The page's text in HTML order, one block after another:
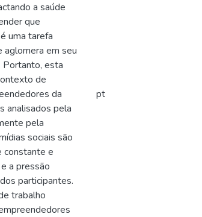
a saúde
que
uma tarefa
aglomera em seu
Portanto, esta
de
da
analisados pela
pela
sociais são
constante e
a pressão
participantes.
trabalho
pt